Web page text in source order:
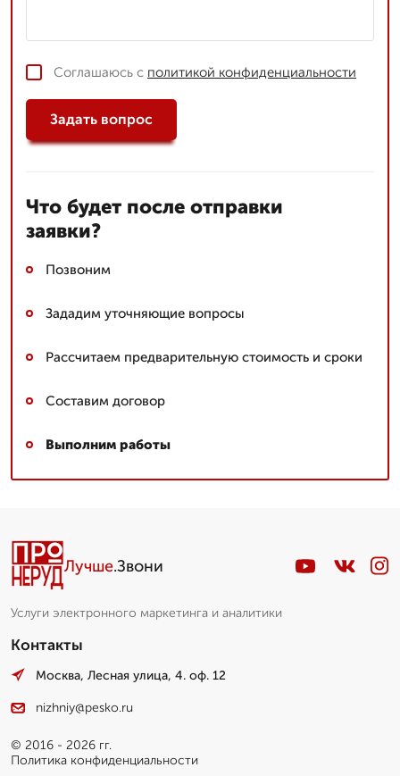
Соглашаюсь с политикой конфиденциальности
Задать вопрос
Что будет после отправки
заявки?
Позвоним
Зададим уточняющие вопросы
Рассчитаем предварительную стоимость и сроки
Составим договор
Выполним работы
Лучше.Звони
Услуги электронного маркетинга и аналитики
Контакты
Москва, Лесная улица, 4. оф. 12
nizhniy@pesko.ru
© 2016 - 2026 гг.
Политика конфиденциальности